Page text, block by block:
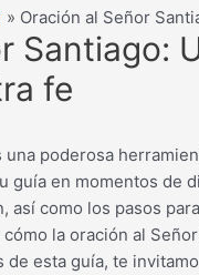
Oración al Señor
Santiago:
fe
una poderosa
guía en momentos de
así como los pasos
la oración al
esta guía, te